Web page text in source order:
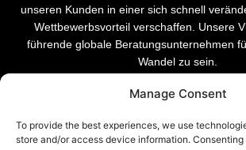
Manage Consent
To provide the best experiences, we use
store and/or access device information. Consenting
unseren Kunden in einer sich schnell
Wettbewerbsvorteil verschaffen. Unsere
führende globale Beratungsunternehmen
Wandel zu sein.